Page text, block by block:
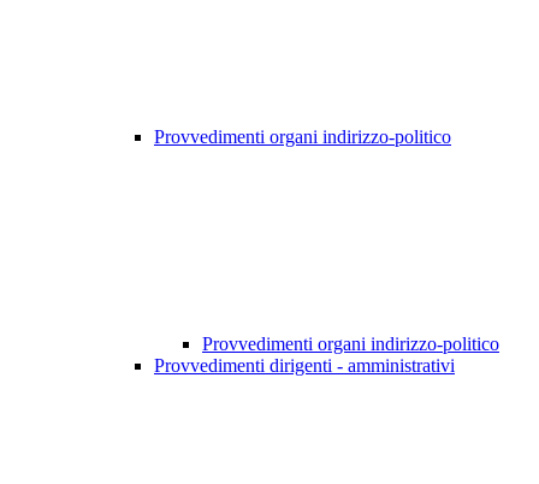
Provvedimenti organi indirizzo-politico
Provvedimenti organi indirizzo-politico
Provvedimenti dirigenti - amministrativi